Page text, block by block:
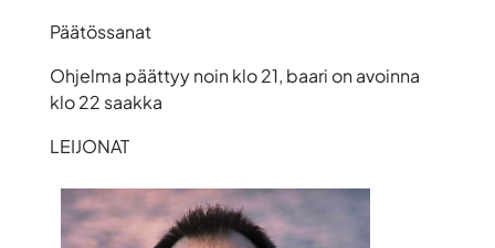
Päätössanat
Ohjelma päättyy noin klo 21, baari on avoinna
klo 22 saakka
LEIJONAT